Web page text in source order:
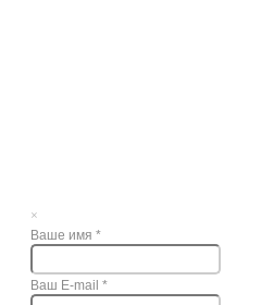
×
Ваше имя *
Ваш E-mail *